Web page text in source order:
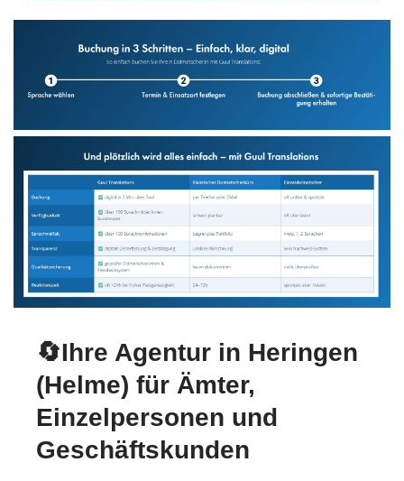
🔄Ihre Agentur in Heringen
(Helme) für Ämter,
Einzelpersonen und
Geschäftskunden